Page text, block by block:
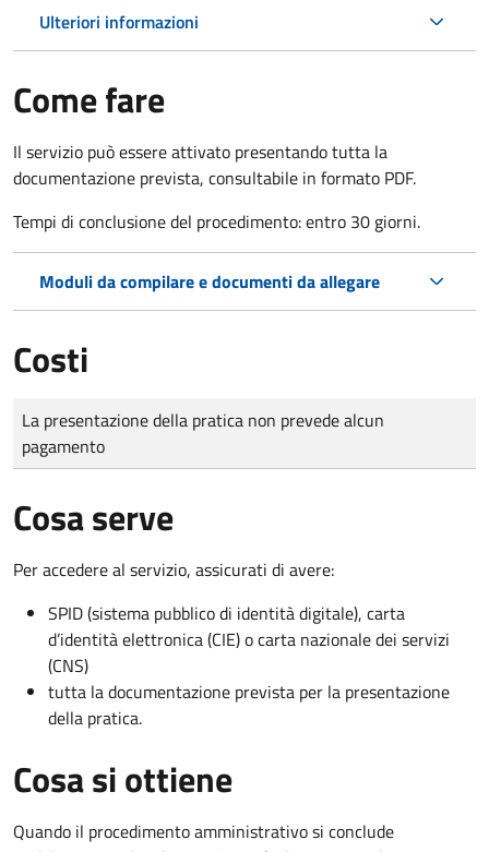
Ulteriori informazioni
Come fare
Il servizio può essere attivato presentando tutta la
documentazione prevista, consultabile in formato PDF.
Tempi di conclusione del procedimento: entro 30 giorni.
Moduli da compilare e documenti da allegare
Costi
Tipo di pagamento
Importo
La presentazione della pratica non prevede alcun
pagamento
Cosa serve
Per accedere al servizio, assicurati di avere:
SPID (sistema pubblico di identità digitale), carta
d’identità elettronica (CIE) o carta nazionale dei servizi
(CNS)
tutta la documentazione prevista per la presentazione
della pratica.
Cosa si ottiene
Quando il procedimento amministrativo si conclude